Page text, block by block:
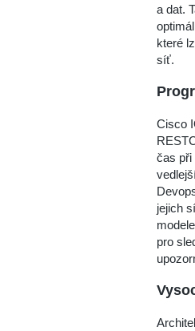
a dat.
které
síť.
Cisco
čas
jejich
pro